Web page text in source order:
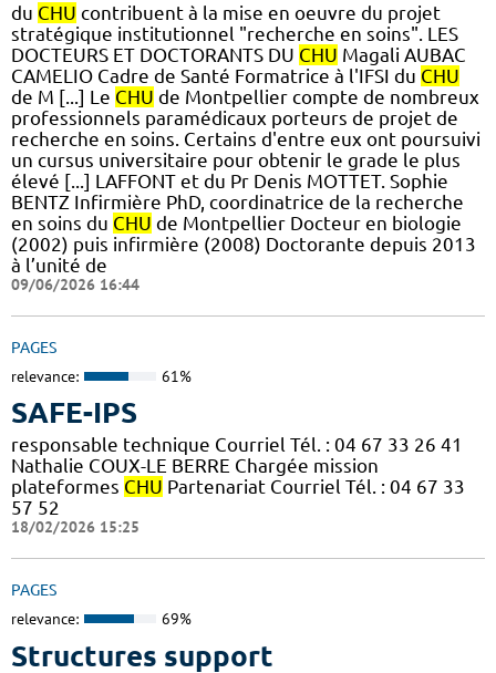
du CHU contribuent à la mise en oeuvre du projet
stratégique institutionnel "recherche en soins". LES
DOCTEURS ET DOCTORANTS DU CHU Magali AUBAC
CAMELIO Cadre de Santé Formatrice à l'IFSI du CHU
de M [...] Le CHU de Montpellier compte de nombreux
professionnels paramédicaux porteurs de projet de
recherche en soins. Certains d'entre eux ont poursuivi
un cursus universitaire pour obtenir le grade le plus
élevé [...] LAFFONT et du Pr Denis MOTTET. Sophie
BENTZ Infirmière PhD, coordinatrice de la recherche
en soins du CHU de Montpellier Docteur en biologie
(2002) puis infirmière (2008) Doctorante depuis 2013
à l’unité de
09/06/2026 16:44
PAGES
relevance: 61%
SAFE-IPS
responsable technique Courriel Tél. : 04 67 33 26 41
Nathalie COUX-LE BERRE Chargée mission
plateformes CHU Partenariat Courriel Tél. : 04 67 33
57 52
18/02/2026 15:25
PAGES
relevance: 69%
Structures support